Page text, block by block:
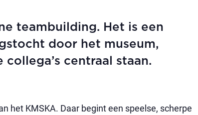
teambuilding. Het is een
door het museum,
centraal staan.
het KMSKA. Daar begint een speelse, scherpe